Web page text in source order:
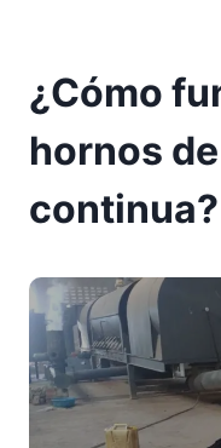
¿Cómo
hornos
continua?